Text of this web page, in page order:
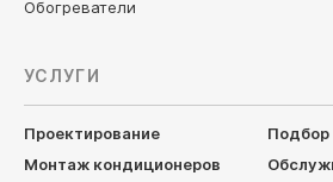
Обогреватели
УСЛУГИ
Проектирование
Подбор
Монтаж кондиционеров